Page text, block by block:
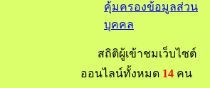
คุ้มครองข้อมูลส่วน
บุคคล
สถิติผู้เข้าชมเว็บไซต์
ออนไลน์ทั้งหมด 14 คน